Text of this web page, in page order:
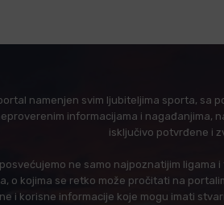
namenjen svim ljubiteljima sporta, sa
informacijama i nagađanjima,
isključivo potvrđene i
ne samo najpoznatijim ligama
o kojima se retko može pročitati na
i korisne informacije koje mogu imati